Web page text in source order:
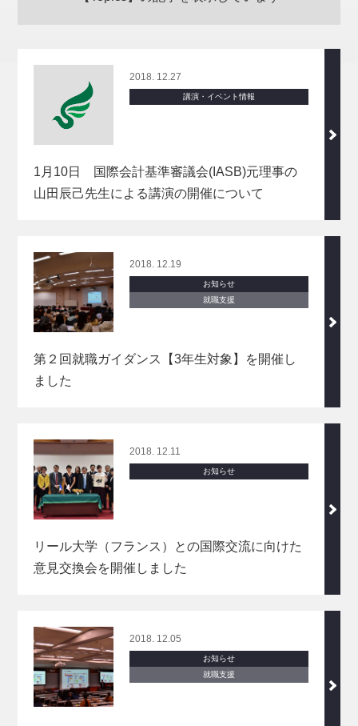
2018. 12.27
講演・イベント情報
1月10日 国際会計基準審議会(IASB)元理事の
山田辰己先生による講演の開催について
2018. 12.19
お知らせ
就職支援
第２回就職ガイダンス【3年生対象】を開催し
ました
2018. 12.11
お知らせ
リール大学（フランス）との国際交流に向けた
意見交換会を開催しました
2018. 12.05
お知らせ
就職支援